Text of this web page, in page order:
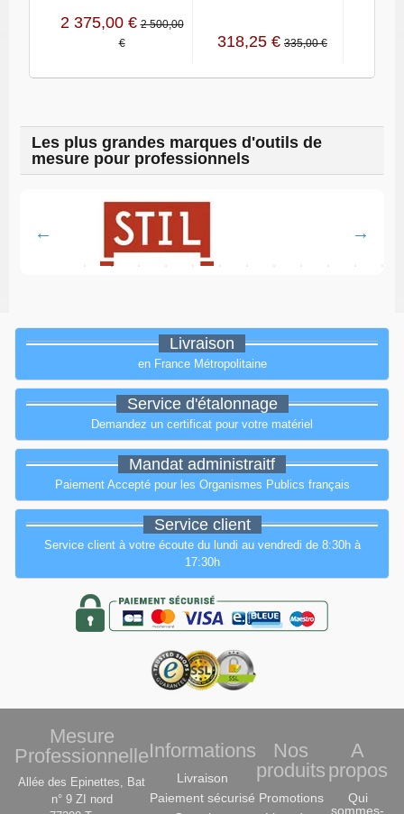
2 375,00 € 2 500,00
€
318,25 € 335,00 €
Les plus grandes marques d'outils de
mesure pour professionnels
Livraison
en France Métropolitaine
Service d'étalonnage
Demandez un certificat pour votre matériel
Mandat administraitf
Paiement Accepté pour les Organismes Publics français
Service client
Service client à votre écoute du lundi au vendredi de 8:30h à
17:30h
Mesure
Professionnelle
Allée des Epinettes, Bat
n° 9 ZI nord
Informations
Livraison
Paiement sécurisé
Nos
produits
Promotions
A
propos
Qui
sommes-